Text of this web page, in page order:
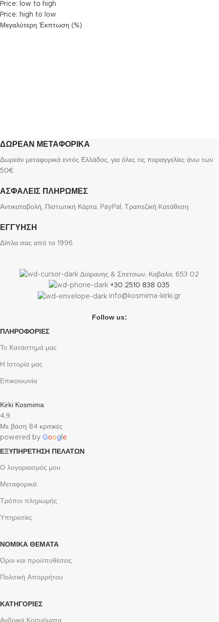
Price: low to high
Price: high to low
Μεγαλύτερη Έκπτωση (%)
ΔΩΡΕΑΝ ΜΕΤΑΦΟΡΙΚΑ
Δωρεάν μεταφορικά εντός Ελλάδος, για όλες τις παραγγελίες άνω των
50€
ΑΣΦΑΛΕΙΣ ΠΛΗΡΩΜΕΣ
Αντικαταβολή, Πιστωτική Κάρτα, PayPal, Τραπεζική Kατάθεση
ΕΓΓΥΗΣΗ
Δίπλα σας από το 1996
Δοϊρανης & Σπετσων, Καβαλα, 653 02
+30 2510 838 035
info@kosmima-kirki.gr
Follow us:
ΠΛΗΡΟΦΟΡΙΕΣ
Το Κατάστημά μας
Η Ιστορία μας
Επικοινωνία
Kirki Kosmima
4.9
Με βάση 84 κριτικές
powered by Goog e
ΕΞΥΠΗΡΈΤΗΣΗ ΠΕΛΑΤΏΝ
Ο λογαριασμός μου
Μεταφορικά
Τρόποι πληρωμής
Υπηρεσίες
ΝΟΜΙΚΆ ΘΈΜΑΤΑ
Όροι και προϋποθέσεις
Πολιτική Απορρήτου
ΚΑΤΗΓΟΡΙΕΣ
Ανδρικά Κοσμήματα